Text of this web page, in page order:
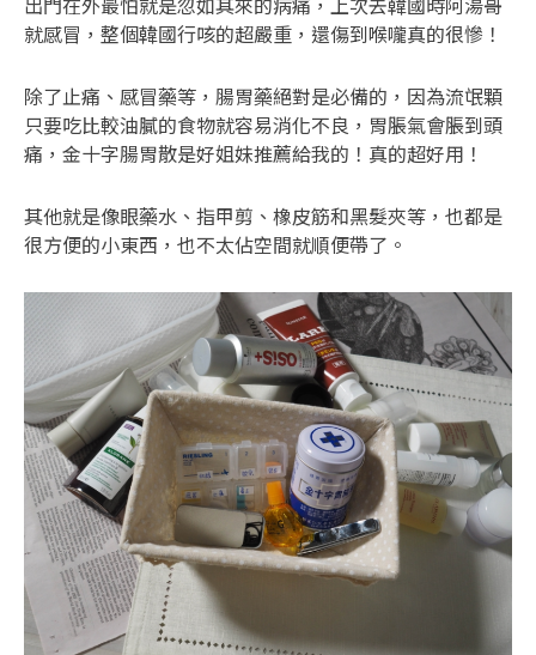
就感冒，整個韓國行咳的超嚴重，還傷到喉嚨真的很慘！
除了止痛、感冒藥等，腸胃藥絕對是必備的，因為流氓顆
只要吃比較油膩的食物就容易消化不良，胃脹氣會脹到頭
痛，金十字腸胃散是好姐妹推薦給我的！真的超好用！
其他就是像眼藥水、指甲剪、橡皮筋和黑髮夾等，也都是
很方便的小東西，也不太佔空間就順便帶了。